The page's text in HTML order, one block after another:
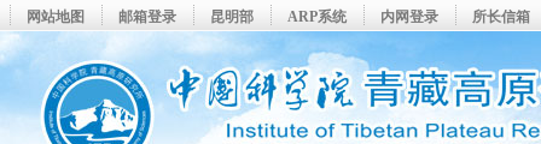
网站地图 邮箱登录 昆明部 ARP系统 内网登录 所长信箱